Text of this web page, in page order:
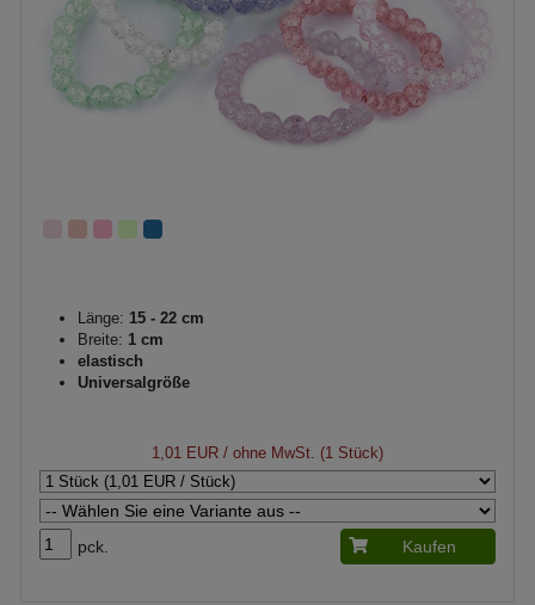
Länge: 15 - 22 cm
Breite: 1 cm
elastisch
Universalgröße
1,01 EUR / ohne MwSt. (1 Stück)
pck. Kaufen